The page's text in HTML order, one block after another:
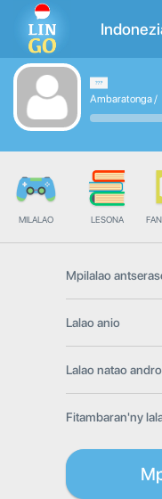
Ambaratonga/
MILALAO LESONA
Mpilalao
Lalao anio
Lalao natao
Fitambaran'ny